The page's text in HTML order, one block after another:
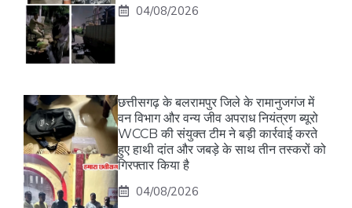
04/08/2026
छत्तीसगढ़ के बलरामपुर जिले के रामानुजगंज में
वन विभाग और वन्य जीव अपराध नियंत्रण ब्यूरो
WCCB की संयुक्त टीम ने बड़ी कार्रवाई करते
हुए हाथी दांत और जबड़े के साथ तीन तस्करों को
गिरफ्तार किया है
04/08/2026